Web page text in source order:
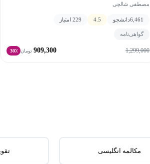
مصطفی شالچی
6,461دانشجو 4.5 229 امتیاز
گواهی‌نامه
1,299,000
909,300 تومان 30٪
مکالمه انگلیسی